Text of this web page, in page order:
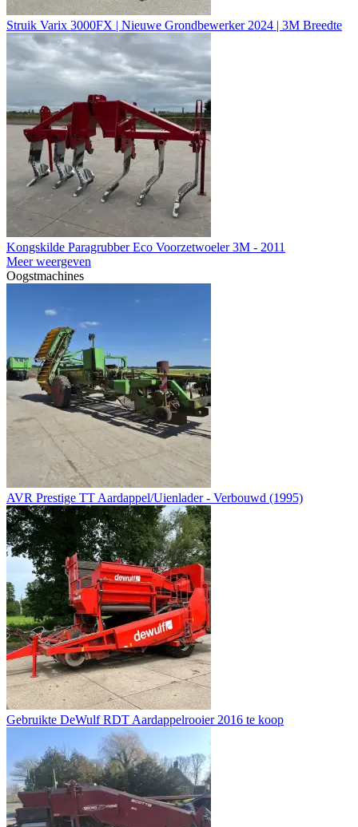
Struik Varix 3000FX | Nieuwe Grondbewerker 2024 | 3M Breedte
Kongskilde Paragrubber Eco Voorzetwoeler 3M - 2011
Meer weergeven
Oogstmachines
AVR Prestige TT Aardappel/Uienlader - Verbouwd (1995)
Gebruikte DeWulf RDT Aardappelrooier 2016 te koop